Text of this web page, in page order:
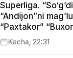
Superliga.
“Andijon”ni
“Paxtakor”
bahsda g‘alabani
chiqardi
Kecha, 22:31